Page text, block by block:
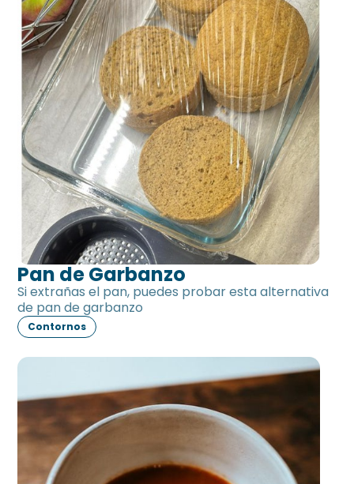
Pan de Garbanzo
Si extrañas el pan, puedes probar esta alternativa
de pan de garbanzo
Contornos
Salsa de tomate sin tomate